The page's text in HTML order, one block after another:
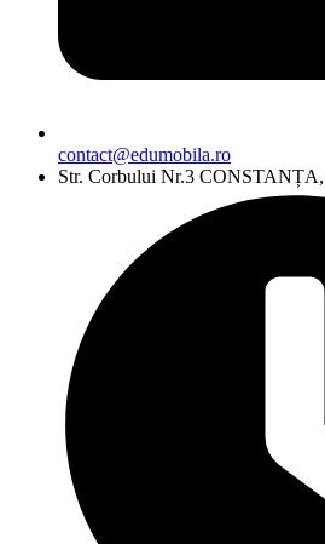
contact@edumobila.ro
Str. Corbului Nr.3 CONSTANȚA,